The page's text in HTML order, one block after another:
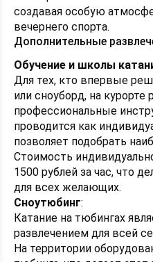
создавая особую
вечернего спорта.
Дополнительные
Обучение и школы
Для тех, кто впервые
или сноуборд, на курорте
профессиональные
проводится как
позволяет подобрать
Стоимость
1500 рублей за час, что
для всех желающих.
Сноутюбинг:
Катание на тюбингах
развлечением для всей
На территории